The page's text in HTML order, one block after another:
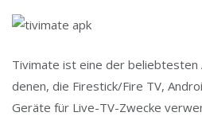
Tivimate ist eine der beliebtesten
denen, die Firestick/Fire TV,
Geräte für Live-TV-Zwecke